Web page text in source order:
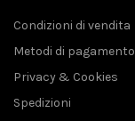
Condizioni di vendita
Metodi di pagamento
Privacy & Cookies
Spedizioni